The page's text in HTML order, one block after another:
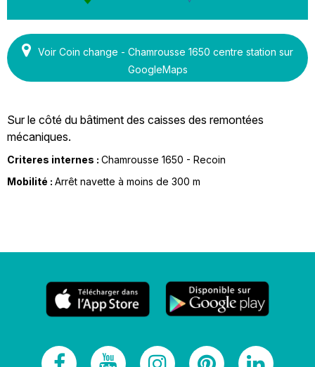
Voir Coin change - Chamrousse 1650 centre station sur
GoogleMaps
Sur le côté du bâtiment des caisses des remontées
mécaniques.
Criteres internes : Chamrousse 1650 - Recoin
Mobilité : Arrêt navette à moins de 300 m